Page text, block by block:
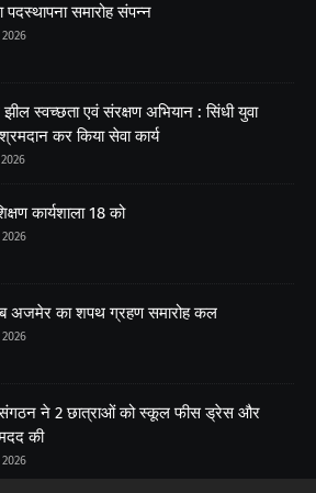
समारोह संपन्न
स्वच्छता एवं संरक्षण अभियान : सिंधी युवा
कर किया सेवा कार्य
कार्यशाला 18 को
अजमेर का शपथ ग्रहण समारोह कल
संगठन ने 2 छात्राओं को स्कूल फीस ड्रेस और
की